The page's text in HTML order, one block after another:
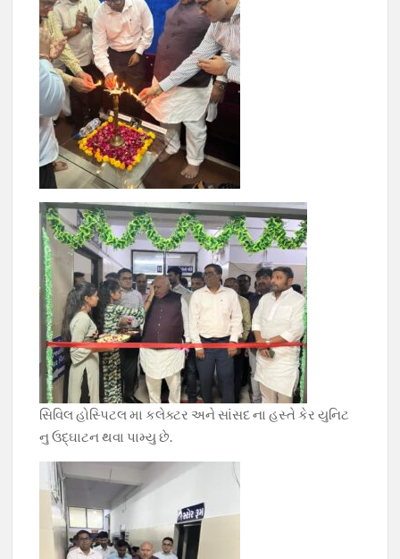
સિવિલ હોસ્પિટલ મા કલેક્ટર અને સાંસદ ના હસ્તે કેર યુનિટ
નુ ઉદ્ઘાટન થવા પામ્યુ છે.